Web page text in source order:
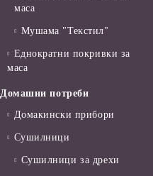
маса
Мушама "Текстил"
Еднократни покривки за
маса
Домашни потреби
Домакински прибори
Сушилници
Сушилници за дрехи